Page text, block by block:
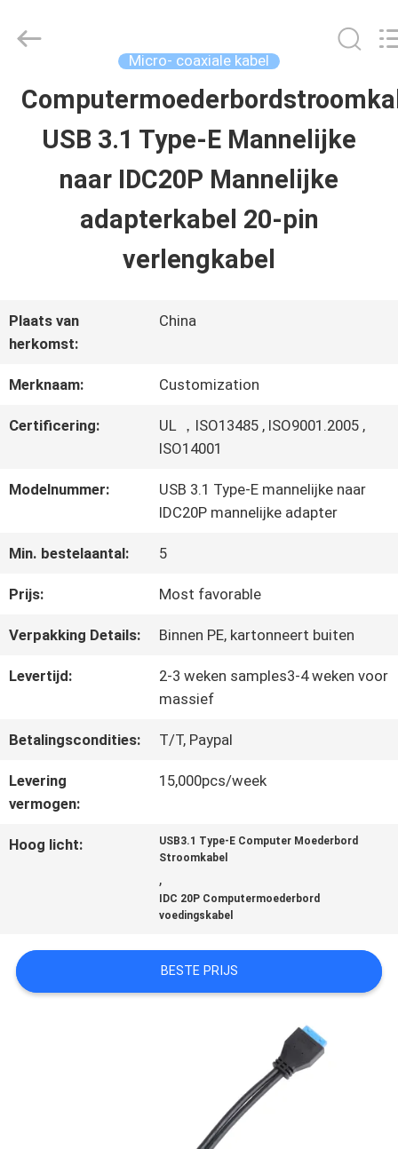
HUIS
PRODUCTEN
VIDEO'S
ONS
OFFERTE
Media
Micro- coaxiale kabel
USB 3.1 Type-E Mannelijke
naar IDC20P Mannelijke
adapterkabel 20-pin
verlengkabel
Plaats van
herkomst:
China
Merknaam: Customization
Certificering:
UL ，ISO13485 , ISO9001.2005 ,
ISO14001
Modelnummer:
USB 3.1 Type-E mannelijke naar
IDC20P mannelijke adapter
Min. bestelaantal: 5
Prijs: Most favorable
Verpakking Details: Binnen PE, kartonneert buiten
Levertijd:
2-3 weken samples3-4 weken voor
massief
Betalingscondities: T/T, Paypal
Levering
vermogen:
15,000pcs/week
Hoog licht:
USB3.1 Type-E Computer Moederbord
Stroomkabel
,
IDC 20P Computermoederbord
voedingskabel
BESTE PRIJS